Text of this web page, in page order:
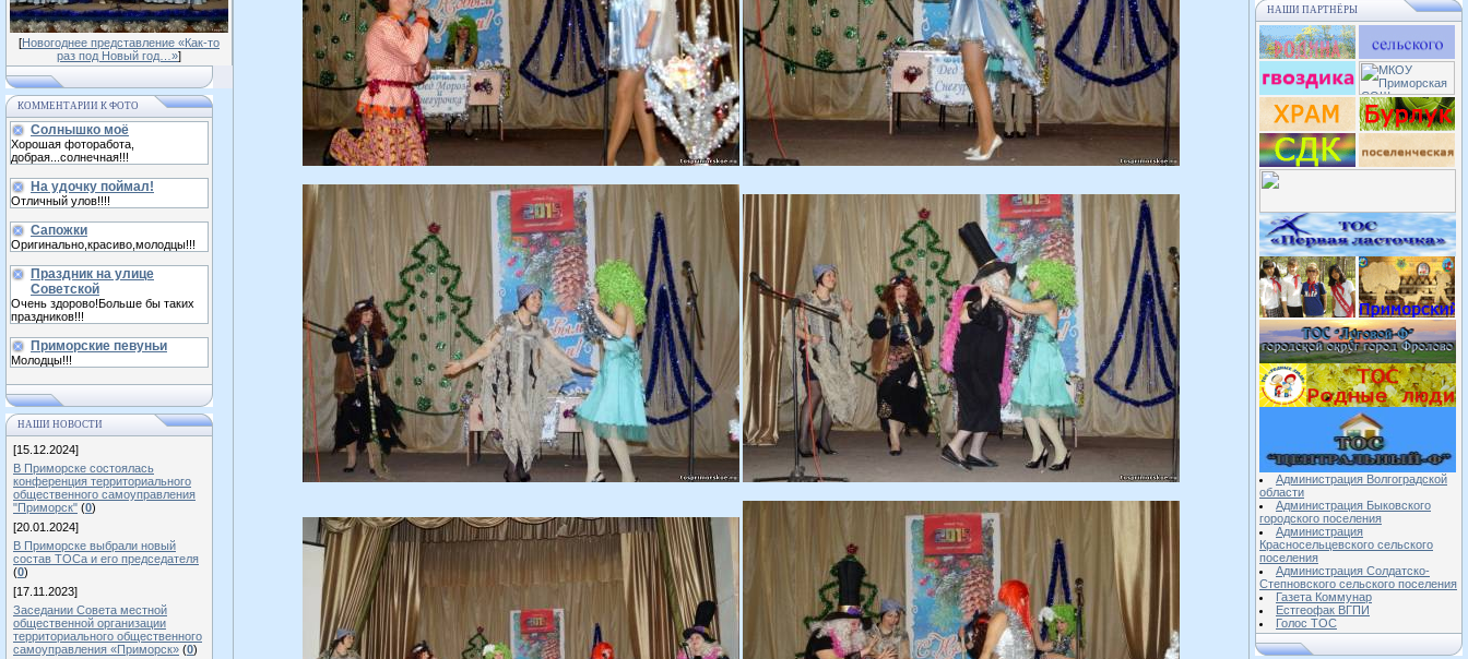
[Новогоднее представление «Как-то
раз под Новый год…»]
КОММЕНТАРИИ К ФОТО
Солнышко моё
Хорошая фоторабота,
добрая...солнечная!!!
На удочку поймал!
Отличный улов!!!!
Сапожки
Оригинально,красиво,молодцы!!!
Праздник на улице
Советской
Очень здорово!Больше бы таких
праздников!!!
Приморские певуньи
Молодцы!!!
НАШИ НОВОСТИ
[15.12.2024]
В Приморске состоялась
конференция территориального
общественного самоуправления
"Приморск" (0)
[20.01.2024]
В Приморске выбрали новый
состав ТОСа и его председателя
(0)
[17.11.2023]
Заседании Совета местной
общественной организации
территориального общественного
самоуправления «Приморск» (0)
НАШИ ПАРТНЁРЫ
Администрация Волгоградской
области
Администрация Быковского
городского поселения
Администрация
Красносельцевского сельского
поселения
Администрация Солдатско-
Степновского сельского поселения
Газета Коммунар
Естгеофак ВГПИ
Голос ТОС